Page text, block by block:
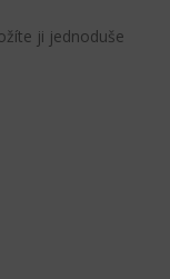
ji jednoduše